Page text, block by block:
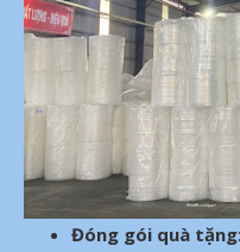
Đóng gói quà tặng